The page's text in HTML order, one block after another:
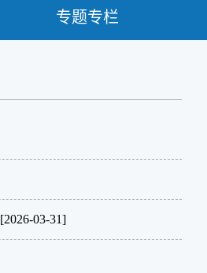
专题专栏
[2026-03-31]